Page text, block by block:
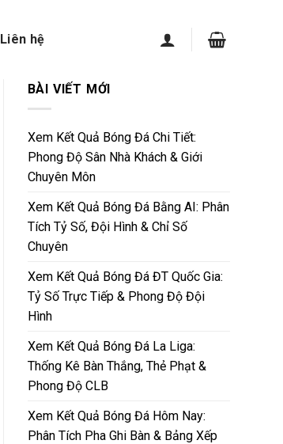
Liên hệ
BÀI VIẾT MỚI
Xem Kết Quả Bóng Đá Chi Tiết:
Phong Độ Sân Nhà Khách & Giới
Chuyên Môn
Xem Kết Quả Bóng Đá Bằng AI: Phân
Tích Tỷ Số, Đội Hình & Chỉ Số
Chuyên
Xem Kết Quả Bóng Đá ĐT Quốc Gia:
Tỷ Số Trực Tiếp & Phong Độ Đội
Hình
Xem Kết Quả Bóng Đá La Liga:
Thống Kê Bàn Thắng, Thẻ Phạt &
Phong Độ CLB
Xem Kết Quả Bóng Đá Hôm Nay:
Phân Tích Pha Ghi Bàn & Bảng Xếp